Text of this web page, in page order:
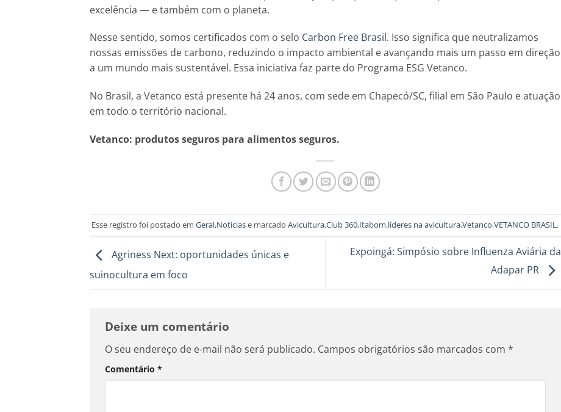
excelência — e também com o planeta.
Nesse sentido, somos certificados com o selo Carbon Free Brasil. Isso significa que neutralizamos
nossas emissões de carbono, reduzindo o impacto ambiental e avançando mais um passo em direção
a um mundo mais sustentável. Essa iniciativa faz parte do Programa ESG Vetanco.
No Brasil, a Vetanco está presente há 24 anos, com sede em Chapecó/SC, filial em São Paulo e atuação
em todo o território nacional.
Vetanco: produtos seguros para alimentos seguros.
Esse registro foi postado emGeral,Notíciase marcadoAvicultura,Club 360,Itabom,líderes na avicultura,Vetanco,VETANCO BRASIL.
Agriness Next: oportunidades únicas e
suinocultura em foco
Expoingá: Simpósio sobre Influenza Aviária da
Adapar PR
Deixe um comentário
O seu endereço de e-mail não será publicado. Campos obrigatórios são marcados com *
Comentário *